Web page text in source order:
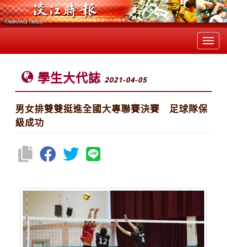
學生大代誌 2021-04-05
男女排雙雙挺進全國大專聯賽決賽 足球隊保
級成功